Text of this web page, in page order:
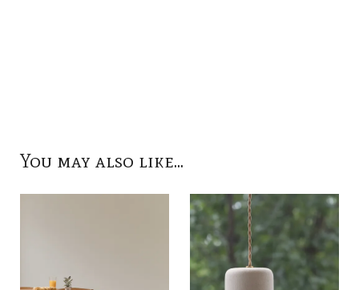
You may also like...